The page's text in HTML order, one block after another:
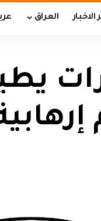
الاخبار العراق